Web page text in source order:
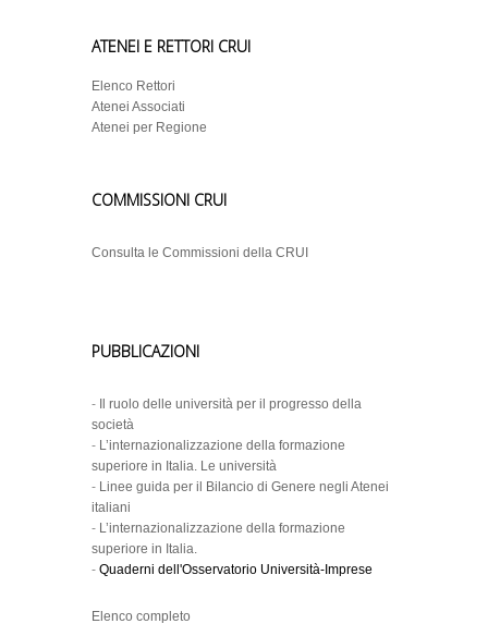
ATENEI E RETTORI CRUI
Elenco Rettori
Atenei Associati
Atenei per Regione
COMMISSIONI CRUI
Consulta le Commissioni della CRUI
PUBBLICAZIONI
-
Il ruolo delle università per il progresso della
società
- L’internazionalizzazione della formazione
superiore in Italia. Le università
- Linee guida per il Bilancio di Genere negli Atenei
italiani
- L’internazionalizzazione della formazione
superiore in Italia.
- Quaderni dell'Osservatorio Università-Imprese
Elenco completo